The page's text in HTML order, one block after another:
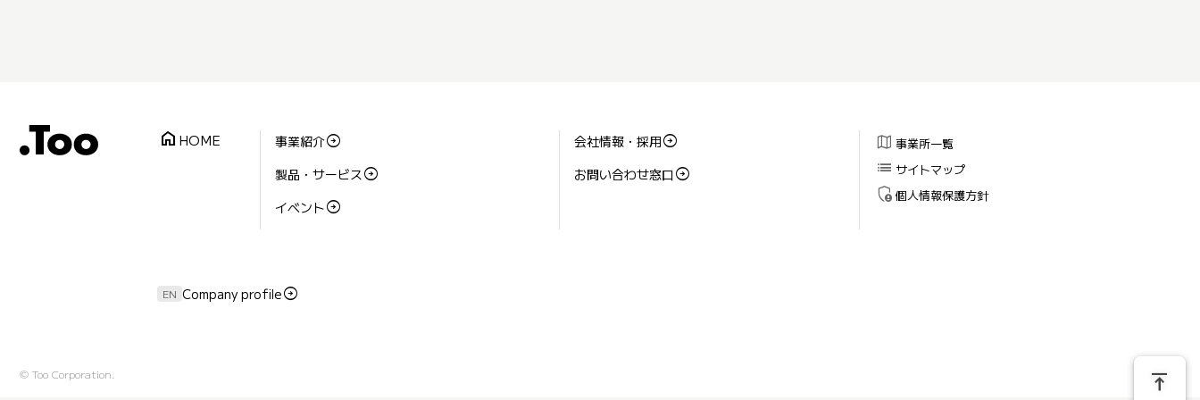
home HOME
事業紹介
製品・サービス
イベント
会社情報・採用
お問い合わせ窓口
map 事業所一覧
list サイトマップ
admin_panel_settings 個人情報保護方針
EN Company profile
vertical_align_top
© Too Corporation. vertical_align_top